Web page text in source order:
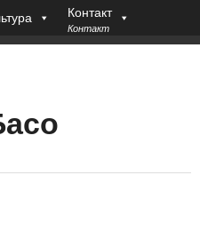
Контакт
Контакт